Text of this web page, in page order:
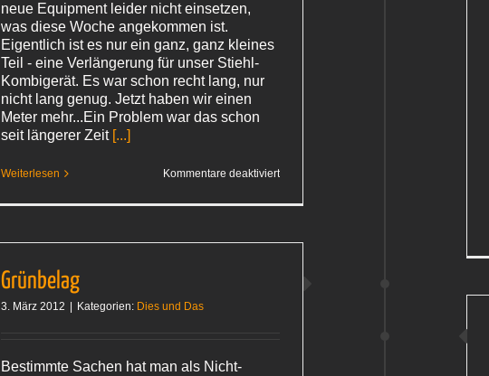
neue Equipment leider nicht einsetzen,
was diese Woche angekommen ist.
Eigentlich ist es nur ein ganz, ganz kleines
Teil - eine Verlängerung für unser Stiehl-
Kombigerät. Es war schon recht lang, nur
nicht lang genug. Jetzt haben wir einen
Meter mehr...Ein Problem war das schon
seit längerer Zeit [...]
Weiterlesen Kommentare deaktiviertfür
Grünbelag
3. März 2012 Kategorien: Dies und Das
Bestimmte Sachen hat man als Nicht-